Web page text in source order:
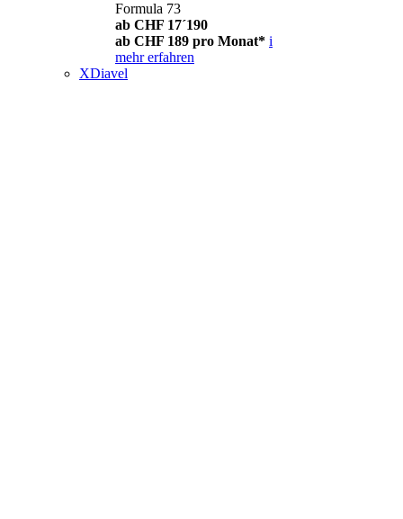
Formula 73
ab CHF 17´190
ab CHF 189 pro Monat* i
mehr erfahren
XDiavel